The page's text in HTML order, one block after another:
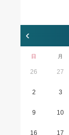
‹
日 月
26 27
2 3
9 10
16 17